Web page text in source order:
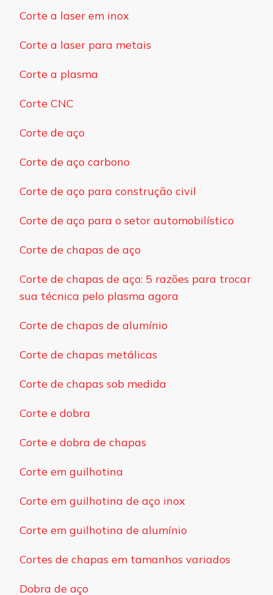
Corte a laser em inox
Corte a laser para metais
Corte a plasma
Corte CNC
Corte de aço
Corte de aço carbono
Corte de aço para construção civil
Corte de aço para o setor automobilístico
Corte de chapas de aço
Corte de chapas de aço: 5 razões para trocar
sua técnica pelo plasma agora
Corte de chapas de alumínio
Corte de chapas metálicas
Corte de chapas sob medida
Corte e dobra
Corte e dobra de chapas
Corte em guilhotina
Corte em guilhotina de aço inox
Corte em guilhotina de alumínio
Cortes de chapas em tamanhos variados
Dobra de aço